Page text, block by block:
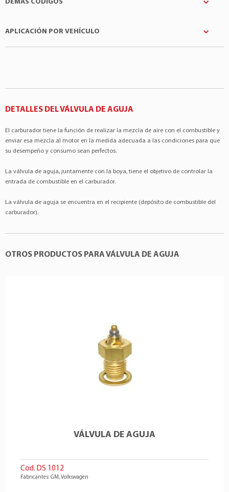
DEMÁS CODIGOS
APLICACIÓN POR VEHÍCULO
DETALLES DEL VÁLVULA DE AGUJA
El carburador tiene la función de realizar la mezcla de aire con el combustible y
enviar esa mezcla al motor en la medida adecuada a las condiciones para que
su desempeño y consumo sean perfectos.
La válvula de aguja, juntamente con la boya, tiene el objetivo de controlar la
entrada de combustible en el carburador.
La válvula de aguja se encuentra en el recipiente (depósito de combustible del
carburador).
OTROS PRODUCTOS PARA VÁLVULA DE AGUJA
VÁLVULA DE AGUJA
Cod. DS 1012
Fabricantes: GM, Volkswagen